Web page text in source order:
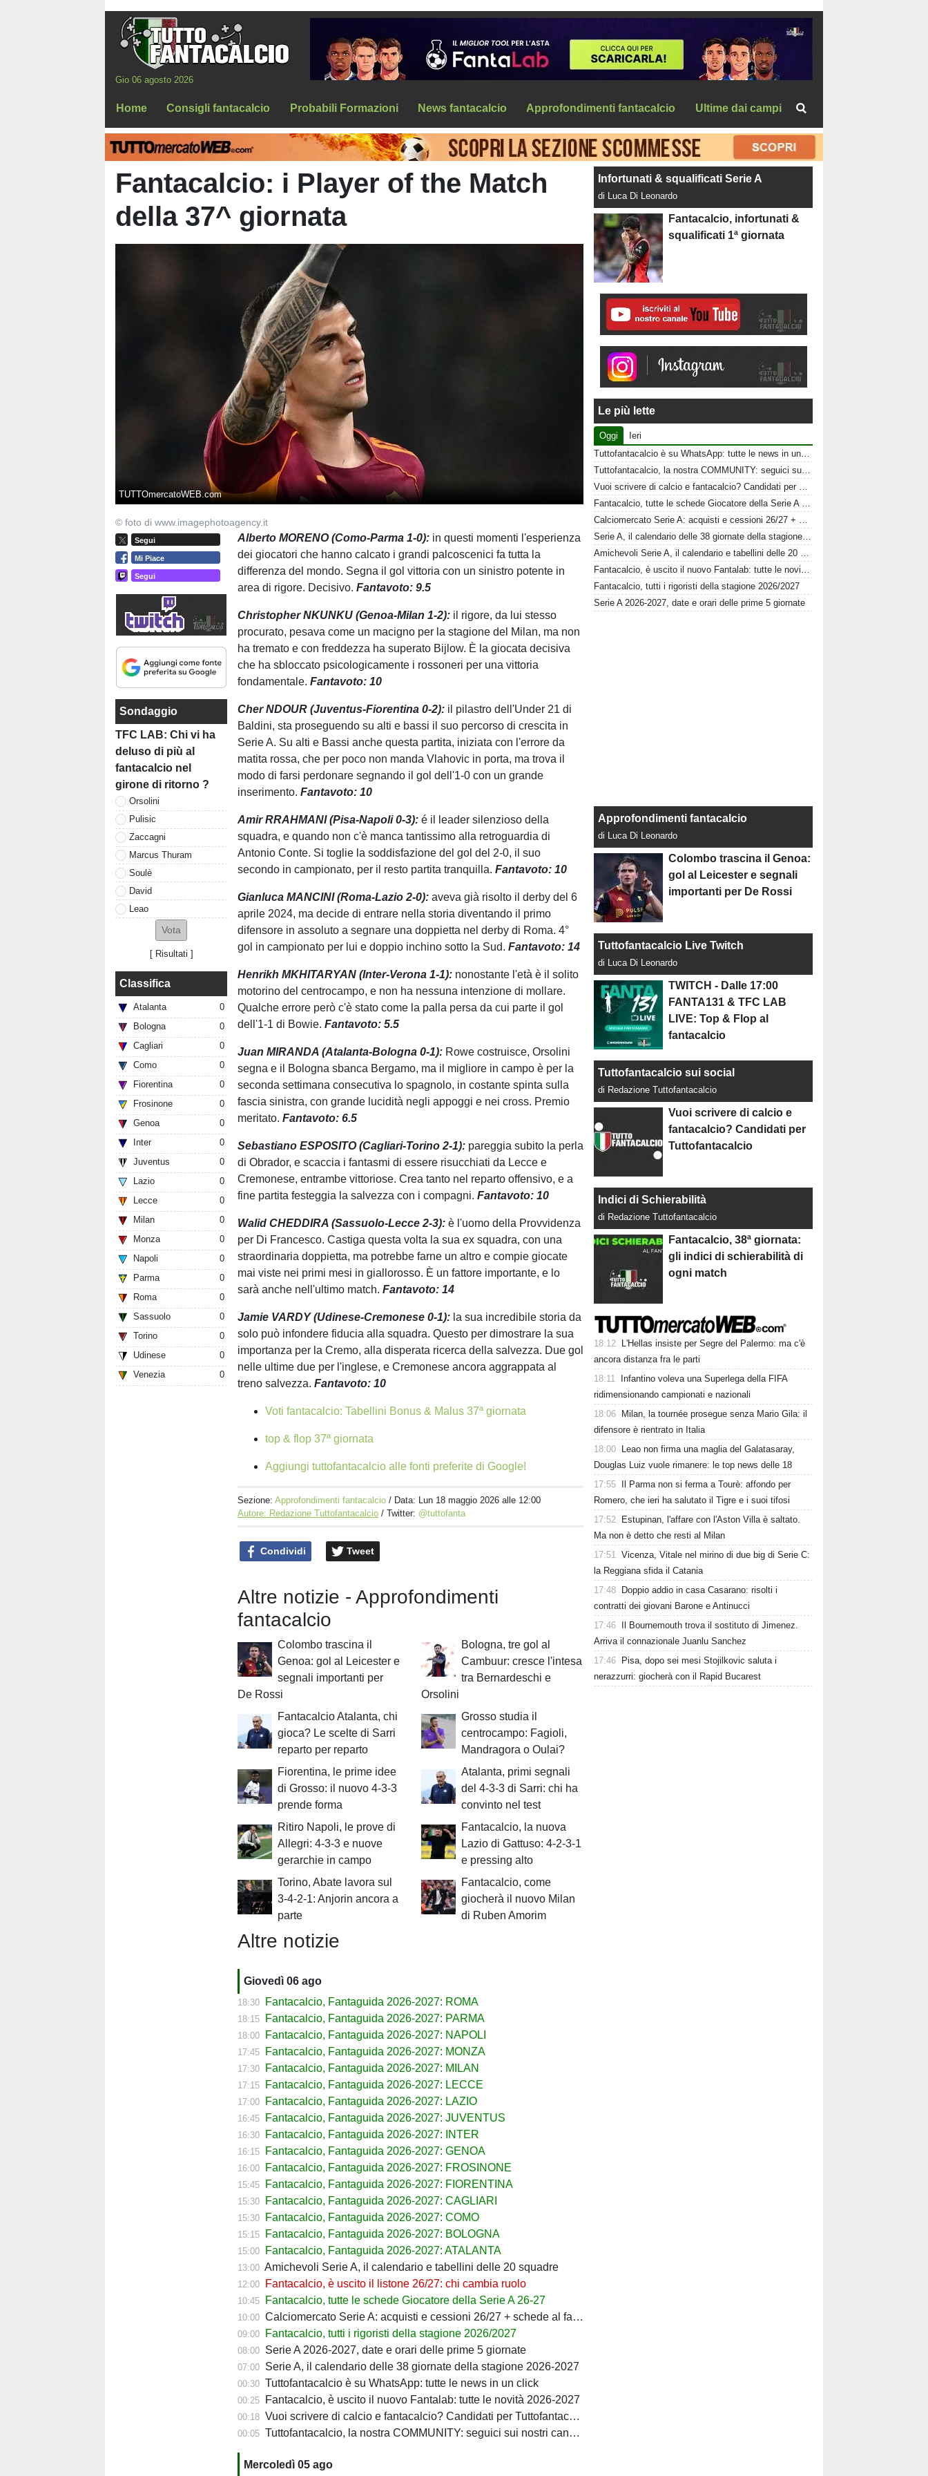
Gio 06 agosto 2026
Home Consigli fantacalcio Probabili Formazioni News fantacalcio Approfondimenti fantacalcio Ultime dai campi
Fantacalcio: i Player of the Match
della 37^ giornata
TUTTOmercatoWEB.com
© foto di www.imagephotoagency.it
Segui
Mi Piace
Segui
Sondaggio
TFC LAB: Chi vi ha
deluso di più al
fantacalcio nel
girone di ritorno ?
Orsolini
Pulisic
Zaccagni
Marcus Thuram
Soulè
David
Leao
[ Risultati ]
Classifica
Atalanta
0
Bologna
0
Cagliari
0
Como
0
Fiorentina
0
Frosinone
0
Genoa
0
Inter
0
Juventus
0
Lazio
0
Lecce
0
Milan
0
Monza
0
Napoli
0
Parma
0
Roma
0
Sassuolo
0
Torino
0
Udinese
0
Venezia
0
Alberto MORENO (Como-Parma 1-0): in questi momenti l'esperienza
dei giocatori che hanno calcato i grandi palcoscenici fa tutta la
differenza del mondo. Segna il gol vittoria con un sinistro potente in
area di rigore. Decisivo.Fantavoto: 9.5
Christopher NKUNKU (Genoa-Milan 1-2): il rigore, da lui stesso
procurato, pesava come un macigno per la stagione del Milan, ma non
ha tremato e con freddezza ha superato Bijlow. È la giocata decisiva
che ha sbloccato psicologicamente i rossoneri per una vittoria
fondamentale.Fantavoto: 10
Cher NDOUR (Juventus-Fiorentina 0-2): il pilastro dell'Under 21 di
Baldini, sta proseguendo su alti e bassi il suo percorso di crescita in
Serie A. Su alti e Bassi anche questa partita, iniziata con l'errore da
matita rossa, che per poco non manda Vlahovic in porta, ma trova il
modo di farsi perdonare segnando il gol dell'1-0 con un grande
inserimento.Fantavoto: 10
Amir RRAHMANI (Pisa-Napoli 0-3):é il leader silenzioso della
squadra, e quando non c'è manca tantissimo alla retroguardia di
Antonio Conte. Si toglie la soddisfazione del gol del 2-0, il suo
secondo in campionato, per il resto partita tranquilla.Fantavoto: 10
Gianluca MANCINI (Roma-Lazio 2-0):aveva già risolto il derby del 6
aprile 2024, ma decide di entrare nella storia diventando il primo
difensore in assoluto a segnare una doppietta nel derby di Roma. 4°
gol in campionato per lui e doppio inchino sotto la Sud.Fantavoto: 14
Henrikh MKHITARYAN (Inter-Verona 1-1): nonostante l'età è il solito
motorino del centrocampo, e non ha nessuna intenzione di mollare.
Qualche errore però c'è stato come la palla persa da cui parte il gol
dell'1-1 di Bowie.Fantavoto: 5.5
Juan MIRANDA (Atalanta-Bologna 0-1): Rowe costruisce, Orsolini
segna e il Bologna sbanca Bergamo, ma il migliore in campo è per la
seconda settimana consecutiva lo spagnolo, in costante spinta sulla
fascia sinistra, con grande lucidità negli appoggi e nei cross. Premio
meritato.Fantavoto: 6.5
Sebastiano ESPOSITO (Cagliari-Torino 2-1): pareggia subito la perla
di Obrador, e scaccia i fantasmi di essere risucchiati da Lecce e
Cremonese, entrambe vittoriose. Crea tanto nel reparto offensivo, e a
fine partita festeggia la salvezza con i compagni.Fantavoto: 10
Walid CHEDDIRA (Sassuolo-Lecce 2-3):è l'uomo della Provvidenza
per Di Francesco. Castiga questa volta la sua ex squadra, con una
straordinaria doppietta, ma potrebbe farne un altro e compie giocate
mai viste nei primi mesi in giallorosso. È un fattore importante, e lo
sarà anche nell'ultimo match.Fantavoto: 14
Jamie VARDY (Udinese-Cremonese 0-1): la sua incredibile storia da
solo può infondere fiducia alla squadra. Questo per dimostrare la sua
importanza per la Cremo, alla disperata ricerca della salvezza. Due gol
nelle ultime due per l'inglese, e Cremonese ancora aggrappata al
treno salvezza.Fantavoto: 10
Voti fantacalcio: Tabellini Bonus & Malus 37ª giornata
top & flop 37ª giornata
Aggiungi tuttofantacalcio alle fonti preferite di Google!
Sezione:Approfondimenti fantacalcio / Data: Lun 18 maggio 2026 alle 12:00
Autore: Redazione Tuttofantacalcio / Twitter: @tuttofanta
Condividi Tweet
Altre notizie - Approfondimenti
fantacalcio
Colombo trascina il
Genoa: gol al Leicester e
segnali importanti per
De Rossi
Bologna, tre gol al
Cambuur: cresce l'intesa
tra Bernardeschi e
Orsolini
Fantacalcio Atalanta, chi
gioca? Le scelte di Sarri
reparto per reparto
Grosso studia il
centrocampo: Fagioli,
Mandragora o Oulai?
Fiorentina, le prime idee
di Grosso: il nuovo 4-3-3
prende forma
Atalanta, primi segnali
del 4-3-3 di Sarri: chi ha
convinto nel test
Ritiro Napoli, le prove di
Allegri: 4-3-3 e nuove
gerarchie in campo
Fantacalcio, la nuova
Lazio di Gattuso: 4-2-3-1
e pressing alto
Torino, Abate lavora sul
3-4-2-1: Anjorin ancora a
parte
Fantacalcio, come
giocherà il nuovo Milan
di Ruben Amorim
Altre notizie
Giovedì 06 ago
18:30 Fantacalcio, Fantaguida 2026-2027: ROMA
18:15 Fantacalcio, Fantaguida 2026-2027: PARMA
18:00 Fantacalcio, Fantaguida 2026-2027: NAPOLI
17:45 Fantacalcio, Fantaguida 2026-2027: MONZA
17:30 Fantacalcio, Fantaguida 2026-2027: MILAN
17:15 Fantacalcio, Fantaguida 2026-2027: LECCE
17:00 Fantacalcio, Fantaguida 2026-2027: LAZIO
16:45 Fantacalcio, Fantaguida 2026-2027: JUVENTUS
16:30 Fantacalcio, Fantaguida 2026-2027: INTER
16:15 Fantacalcio, Fantaguida 2026-2027: GENOA
16:00 Fantacalcio, Fantaguida 2026-2027: FROSINONE
15:45 Fantacalcio, Fantaguida 2026-2027: FIORENTINA
15:30 Fantacalcio, Fantaguida 2026-2027: CAGLIARI
15:30 Fantacalcio, Fantaguida 2026-2027: COMO
15:15 Fantacalcio, Fantaguida 2026-2027: BOLOGNA
15:00 Fantacalcio, Fantaguida 2026-2027: ATALANTA
13:00 Amichevoli Serie A, il calendario e tabellini delle 20 squadre
12:00 Fantacalcio, è uscito il listone 26/27: chi cambia ruolo
10:45 Fantacalcio, tutte le schede Giocatore della Serie A 26-27
10:00 Calciomercato Serie A: acquisti e cessioni 26/27 + schede al fantacalcio
09:00 Fantacalcio, tutti i rigoristi della stagione 2026/2027
08:00 Serie A 2026-2027, date e orari delle prime 5 giornate
07:00 Serie A, il calendario delle 38 giornate della stagione 2026-2027
00:30 Tuttofantacalcio è su WhatsApp: tutte le news in un click
00:25 Fantacalcio, è uscito il nuovo Fantalab: tutte le novità 2026-2027
00:18 Vuoi scrivere di calcio e fantacalcio? Candidati per Tuttofantacalcio
00:05 Tuttofantacalcio, la nostra COMMUNITY: seguici sui nostri canali social
Mercoledì 05 ago
Infortunati & squalificati Serie A
di Luca Di Leonardo
Fantacalcio, infortunati &
squalificati 1ª giornata
Le più lette
Oggi
Ieri
Tuttofantacalcio è su WhatsApp: tutte le news in un click
Tuttofantacalcio, la nostra COMMUNITY: seguici sui nostri canali social
Vuoi scrivere di calcio e fantacalcio? Candidati per Tuttofantacalcio
Fantacalcio, tutte le schede Giocatore della Serie A 26-27
Calciomercato Serie A: acquisti e cessioni 26/27 + schede al fantacalcio
Serie A, il calendario delle 38 giornate della stagione 2026-2027
Amichevoli Serie A, il calendario e tabellini delle 20 squadre
Fantacalcio, è uscito il nuovo Fantalab: tutte le novità 2026-2027
Fantacalcio, tutti i rigoristi della stagione 2026/2027
Serie A 2026-2027, date e orari delle prime 5 giornate
Approfondimenti fantacalcio
di Luca Di Leonardo
Colombo trascina il Genoa:
gol al Leicester e segnali
importanti per De Rossi
Tuttofantacalcio Live Twitch
di Luca Di Leonardo
TWITCH - Dalle 17:00
FANTA131 & TFC LAB
LIVE: Top & Flop al
fantacalcio
Tuttofantacalcio sui social
di Redazione Tuttofantacalcio
Vuoi scrivere di calcio e
fantacalcio? Candidati per
Tuttofantacalcio
Indici di Schierabilità
di Redazione Tuttofantacalcio
Fantacalcio, 38ª giornata:
gli indici di schierabilità di
ogni match
18:12
L'Hellas insiste per Segre del Palermo: ma c'è
ancora distanza fra le parti
18:11
Infantino voleva una Superlega della FIFA
ridimensionando campionati e nazionali
18:06
Milan, la tournée prosegue senza Mario Gila: il
difensore è rientrato in Italia
18:00
Leao non firma una maglia del Galatasaray,
Douglas Luiz vuole rimanere: le top news delle 18
17:55
Il Parma non si ferma a Tourè: affondo per
Romero, che ieri ha salutato il Tigre e i suoi tifosi
17:52
Estupinan, l'affare con l'Aston Villa è saltato.
Ma non è detto che resti al Milan
17:51 Vicenza, Vitale nel mirino di due big di Serie C:
la Reggiana sfida il Catania
17:48
Doppio addio in casa Casarano: risolti i
contratti dei giovani Barone e Antinucci
17:46
Il Bournemouth trova il sostituto di Jimenez.
Arriva il connazionale Juanlu Sanchez
17:46
Pisa, dopo sei mesi Stojilkovic saluta i
nerazzurri: giocherà con il Rapid Bucarest